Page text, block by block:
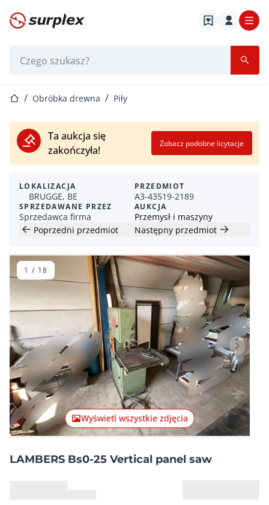
Strona główna
Strona główna
Obróbka drewna Piły
Ta aukcja się
zakończyła!
Zobacz podobne licytacje
LOKALIZACJA
BRUGGE, BE
SPRZEDAWANE PRZEZ
Sprzedawca firma
PRZEDMIOT
A3-43519-2189
AUKCJA
Przemysł i maszyny
Poprzedni przedmiot
Następny przedmiot
Poprzednia pozycja
Wyświetl wszystkie zdjęcia
1 / 18
LAMBERS Bs0-25 Vertical panel saw